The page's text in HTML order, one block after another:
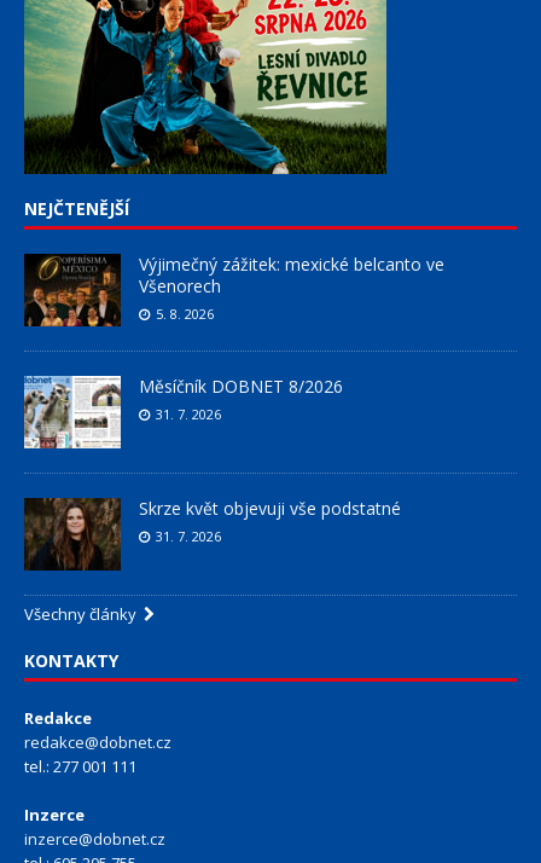
NEJČTENĚJŠÍ
Výjimečný zážitek: mexické belcanto ve
Všenorech
5. 8. 2026
Měsíčník DOBNET 8/2026
31. 7. 2026
Skrze květ objevuji vše podstatné
31. 7. 2026
Všechny články
KONTAKTY
Redakce
redakce@dobnet.cz
tel.: 277 001 111
Inzerce
inzerce@dobnet.cz